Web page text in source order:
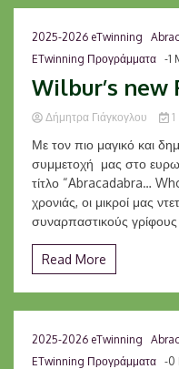
2025-2026 eTwinning
ETwinning Προγράμματα -1
Wilbur’s new
Δήμητρα Γιάγκογλου 1
Με τον πιο μαγικό και
συμμετοχή μας στο
τίτλο “Abracadabra…
χρονιάς, οι μικροί μας
συναρπαστικούς
Read More
2025-2026 eTwinning
ETwinning Προγράμματα -0